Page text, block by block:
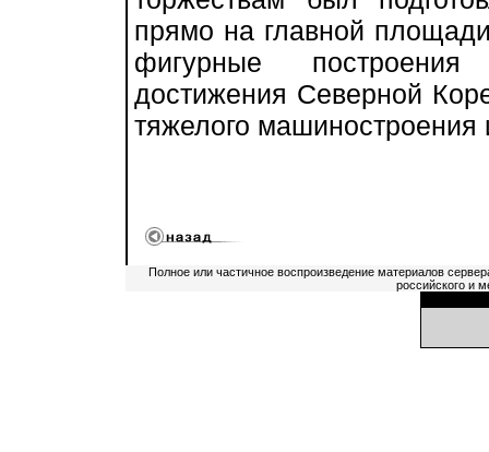
прямо на главной
фигурные построения
достижения Северной
тяжелого машиностроения
Полное или частичное воспроизведение материалов
российского и